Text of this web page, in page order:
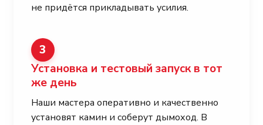
не придётся прикладывать усилия.
3
Установка и тестовый запуск в тот
же день
Наши мастера оперативно и качественно
установят камин и соберут дымоход. В